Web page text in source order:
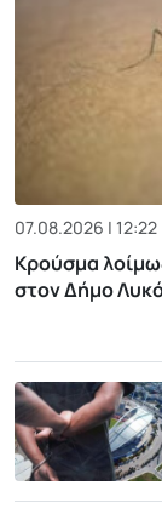
07.08.2026 | 12:22
Κρούσμα
στον Δήμο